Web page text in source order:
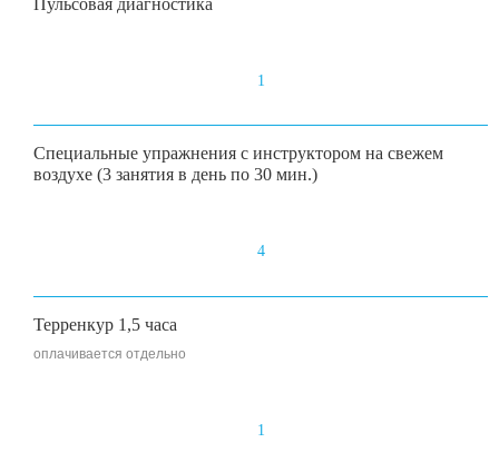
Пульсовая диагностика
1
Специальные упражнения с инструктором на свежем
воздухе (3 занятия в день по 30 мин.)
4
Терренкур 1,5 часа
оплачивается отдельно
1